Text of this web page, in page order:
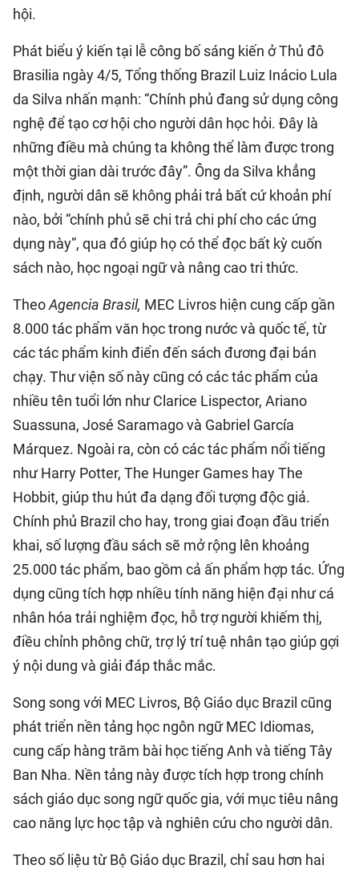
hội.
Phát biểu ý kiến tại lễ công bố sáng kiến ở Thủ đô
Brasilia ngày 4/5, Tổng thống Brazil Luiz Inácio Lula
da Silva nhấn mạnh: “Chính phủ đang sử dụng công
nghệ để tạo cơ hội cho người dân học hỏi. Đây là
những điều mà chúng ta không thể làm được trong
một thời gian dài trước đây”. Ông da Silva khẳng
định, người dân sẽ không phải trả bất cứ khoản phí
nào, bởi “chính phủ sẽ chi trả chi phí cho các ứng
dụng này”, qua đó giúp họ có thể đọc bất kỳ cuốn
sách nào, học ngoại ngữ và nâng cao tri thức.
TheoAgencia Brasil, MEC Livros hiện cung cấp gần
8.000 tác phẩm văn học trong nước và quốc tế, từ
các tác phẩm kinh điển đến sách đương đại bán
chạy. Thư viện số này cũng có các tác phẩm của
nhiều tên tuổi lớn như Clarice Lispector, Ariano
Suassuna, José Saramago và Gabriel García
Márquez. Ngoài ra, còn có các tác phẩm nổi tiếng
như Harry Potter, The Hunger Games hay The
Hobbit, giúp thu hút đa dạng đối tượng độc giả.
Chính phủ Brazil cho hay, trong giai đoạn đầu triển
khai, số lượng đầu sách sẽ mở rộng lên khoảng
25.000 tác phẩm, bao gồm cả ấn phẩm hợp tác. Ứng
dụng cũng tích hợp nhiều tính năng hiện đại như cá
nhân hóa trải nghiệm đọc, hỗ trợ người khiếm thị,
điều chỉnh phông chữ, trợ lý trí tuệ nhân tạo giúp gợi
ý nội dung và giải đáp thắc mắc.
Song song với MEC Livros, Bộ Giáo dục Brazil cũng
phát triển nền tảng học ngôn ngữ MEC Idiomas,
cung cấp hàng trăm bài học tiếng Anh và tiếng Tây
Ban Nha. Nền tảng này được tích hợp trong chính
sách giáo dục song ngữ quốc gia, với mục tiêu nâng
cao năng lực học tập và nghiên cứu cho người dân.
Theo số liệu từ Bộ Giáo dục Brazil, chỉ sau hơn hai